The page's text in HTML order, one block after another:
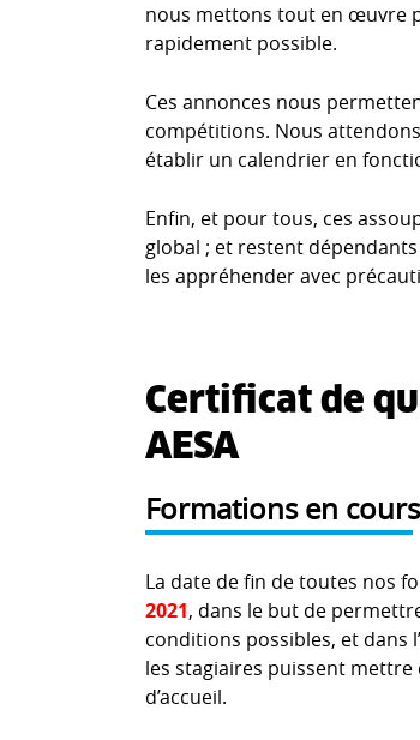
nous mettons tout en œuvre
rapidement possible.
Ces annonces nous
compétitions. Nous
établir un calendrier en
Enfin, et pour tous, ces
global ; et restent
les appréhender avec
Certificat de
AESA
Formations en cours
La date de fin de toutes nos
2021, dans le but de
conditions possibles, et dans
les stagiaires puissent
d’accueil.